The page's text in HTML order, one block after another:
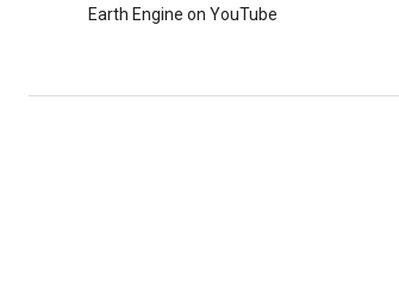
Earth Engine on YouTube